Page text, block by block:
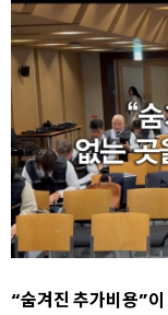
“숨겨진 추가비용”이